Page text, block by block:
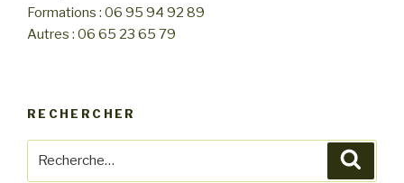
Formations : 06 95 94 92 89
Autres : 06 65 23 65 79
RECHERCHER